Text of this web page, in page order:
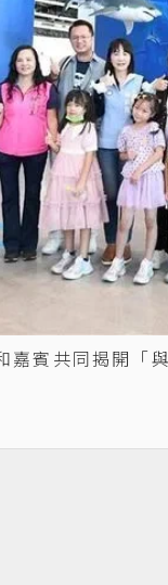
嘉賓共同揭開「